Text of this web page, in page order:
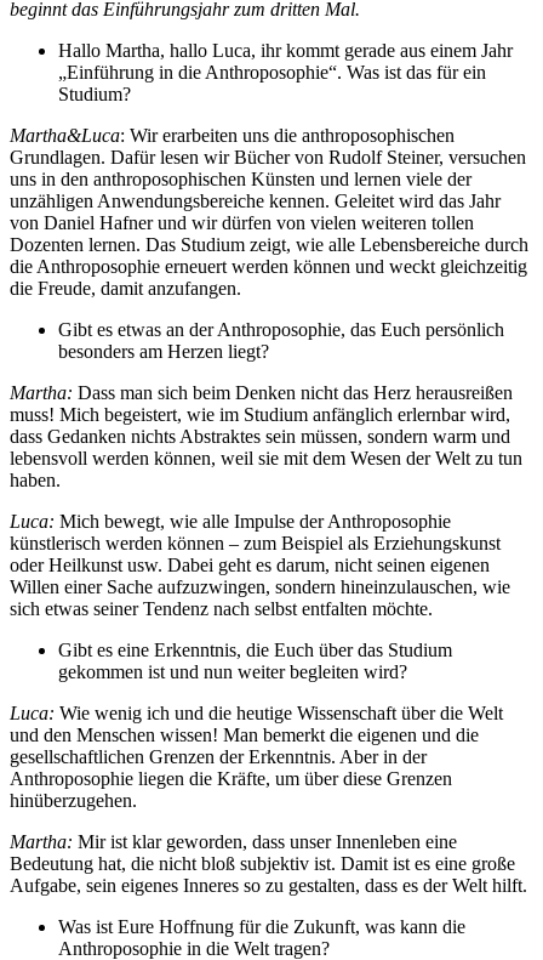
beginnt das Einführungsjahr zum dritten Mal.
Hallo Martha, hallo Luca, ihr kommt gerade aus einem Jahr
„Einführung in die Anthroposophie“. Was ist das für ein
Studium?
Martha&Luca: Wir erarbeiten uns die anthroposophischen
Grundlagen. Dafür lesen wir Bücher von Rudolf Steiner, versuchen
uns in den anthroposophischen Künsten und lernen viele der
unzähligen Anwendungsbereiche kennen. Geleitet wird das Jahr
von Daniel Hafner und wir dürfen von vielen weiteren tollen
Dozenten lernen. Das Studium zeigt, wie alle Lebensbereiche durch
die Anthroposophie erneuert werden können und weckt gleichzeitig
die Freude, damit anzufangen.
Gibt es etwas an der Anthroposophie, das Euch persönlich
besonders am Herzen liegt?
Martha: Dass man sich beim Denken nicht das Herz herausreißen
muss! Mich begeistert, wie im Studium anfänglich erlernbar wird,
dass Gedanken nichts Abstraktes sein müssen, sondern warm und
lebensvoll werden können, weil sie mit dem Wesen der Welt zu tun
haben.
Luca: Mich bewegt, wie alle Impulse der Anthroposophie
künstlerisch werden können – zum Beispiel als Erziehungskunst
oder Heilkunst usw. Dabei geht es darum, nicht seinen eigenen
Willen einer Sache aufzuzwingen, sondern hineinzulauschen, wie
sich etwas seiner Tendenz nach selbst entfalten möchte.
Gibt es eine Erkenntnis, die Euch über das Studium
gekommen ist und nun weiter begleiten wird?
Luca: Wie wenig ich und die heutige Wissenschaft über die Welt
und den Menschen wissen! Man bemerkt die eigenen und die
gesellschaftlichen Grenzen der Erkenntnis. Aber in der
Anthroposophie liegen die Kräfte, um über diese Grenzen
hinüberzugehen.
Martha: Mir ist klar geworden, dass unser Innenleben eine
Bedeutung hat, die nicht bloß subjektiv ist. Damit ist es eine große
Aufgabe, sein eigenes Inneres so zu gestalten, dass es der Welt hilft.
Was ist Eure Hoffnung für die Zukunft, was kann die
Anthroposophie in die Welt tragen?